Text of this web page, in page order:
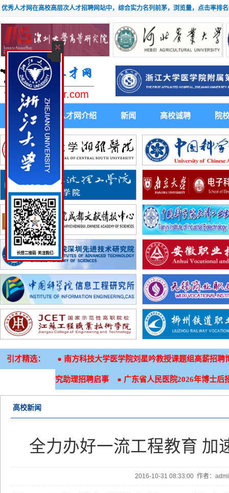
优秀人才网在高校高层次人才招聘网站中，综合实力名列前茅，浏览量，点击率排
www.youxiuhr.com
首 页 人才网介绍 新闻 高校诚聘 院
引才精选： ● 南方科技大学医学院刘星吟教授课题组高薪招聘
究助理招聘启事 ● 广东省人民医院2026年博士后
高校新闻
全力办好一流工程教育 加
2016-10-31 08:33:00 作者：